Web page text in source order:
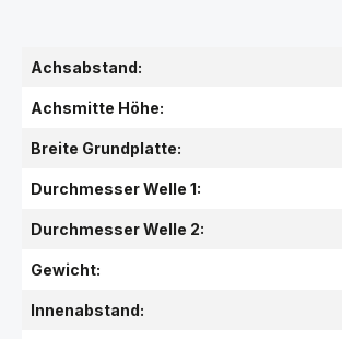
Achsabstand:
Achsmitte Höhe:
Breite Grundplatte:
Durchmesser Welle 1:
Durchmesser Welle 2:
Gewicht:
Innenabstand: